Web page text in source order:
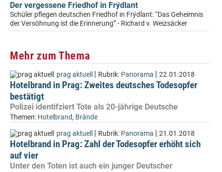
Der vergessene Friedhof in Frýdlant
Schüler pflegen deutschen Friedhof in Frýdlant: “Das Geheimnis
der Versöhnung ist die Erinnerung” - Richard v. Weizsäcker
Mehr zum Thema
prag aktuell | Rubrik: Panorama | 22.01.2018
Hotelbrand in Prag: Zweites deutsches Todesopfer
bestätigt
Polizei identifziert Tote als 20-jährige Deutsche
Themen: Hotelbrand, Brände
prag aktuell | Rubrik: Panorama | 21.01.2018
Hotelbrand in Prag: Zahl der Todesopfer erhöht sich
auf vier
Unter den Toten ist auch ein junger Deutscher